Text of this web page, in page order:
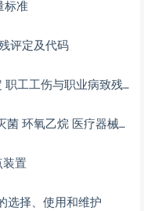
标准
评定及代码
GB T 16180-2014劳动能力鉴定 职工工伤与职业病致残等级
GB 18279-2023医疗保健产品灭菌 环氧乙烷 医疗器械灭菌过程的开发、确认和常规控制要求
装置
选择、使用和维护